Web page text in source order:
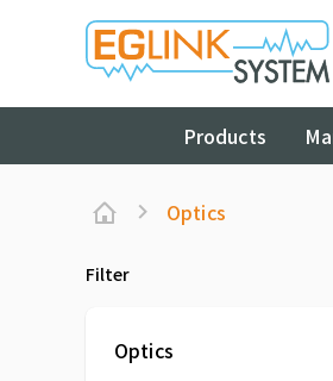
Products
Optics
Filter
Optics